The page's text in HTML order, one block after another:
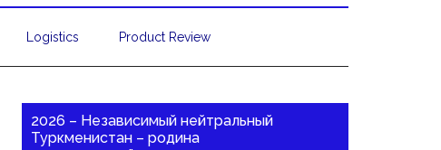
Logistics Product Review
2026 – Независимый нейтральный
Туркменистан – родина